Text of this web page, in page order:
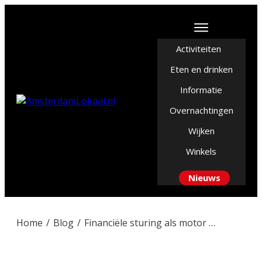
Activiteiten
Eten en drinken
Informatie
Overnachtingen
Wijken
Winkels
Nieuws
Home / Blog / Financiële sturing als motor voor bedrijfsgroei in het MKB